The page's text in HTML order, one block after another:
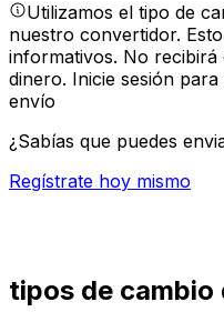
Utilizamos el tipo de
nuestro convertidor.
informativos. No recibirá
dinero. Inicie sesión
envío
¿Sabías que puedes
Regístrate hoy mismo
tipos de cambio